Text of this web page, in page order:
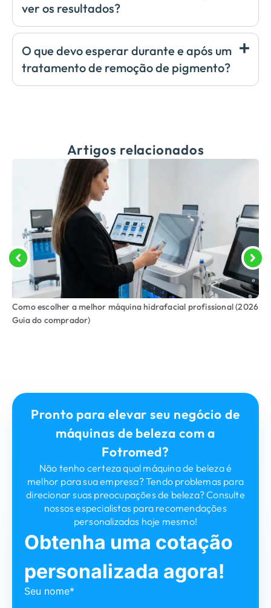
ver os resultados?
O que devo esperar durante e após um
tratamento de remoção de pigmento?
Artigos relacionados
Como escolher a melhor máquina hidrafacial profissional (2026
Guia do comprador)
Pronto para elevar seu negócio de
máquinas de beleza com a
Fotromed?
Não tenho certeza qual máquina de beleza é
melhor para sua empresa? Tendo problemas para
direcionar suas preocupações de beleza? Consulte
nossos especialistas para recomendações
personalizadas hoje mesmo!
Obtenha uma cotação
personalizada agora!
Seu nome*